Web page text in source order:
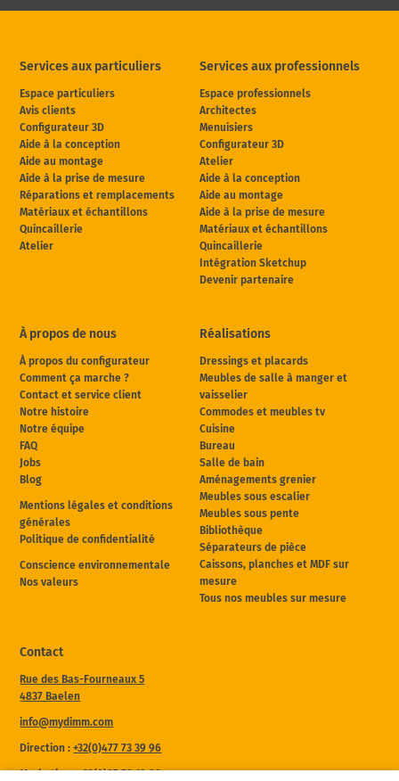
Services aux particuliers
Espace particuliers
Avis clients
Configurateur 3D
Aide à la conception
Aide au montage
Aide à la prise de mesure
Réparations et remplacements
Matériaux et échantillons
Quincaillerie
Atelier
Services aux professionnels
Espace professionnels
Architectes
Menuisiers
Configurateur 3D
Atelier
Aide à la conception
Aide au montage
Aide à la prise de mesure
Matériaux et échantillons
Quincaillerie
Intégration Sketchup
Devenir partenaire
À propos de nous
À propos du configurateur
Comment ça marche ?
Contact et service client
Notre histoire
Notre équipe
FAQ
Jobs
Blog
Mentions légales et conditions
générales
Politique de confidentialité
Conscience environnementale
Nos valeurs
Réalisations
Dressings et placards
Meubles de salle à manger et
vaisselier
Commodes et meubles tv
Cuisine
Bureau
Salle de bain
Aménagements grenier
Meubles sous escalier
Meubles sous pente
Bibliothèque
Séparateurs de pièce
Caissons, planches et MDF sur
mesure
Tous nos meubles sur mesure
Contact
Rue des Bas-Fourneaux 5
4837 Baelen
info@mydimm.com
Direction :+32(0)477 73 39 96
Marketing :+32(0)87 59 10 80